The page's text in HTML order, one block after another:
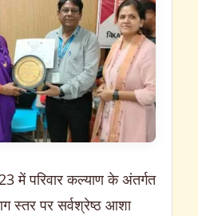
में परिवार कल्याण के अंतर्गत
स्तर पर सर्वश्रेष्ठ आशा